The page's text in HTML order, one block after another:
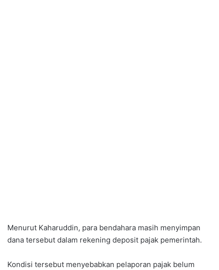
Menurut Kaharuddin, para bendahara masih menyimpan
dana tersebut dalam rekening deposit pajak pemerintah.
Kondisi tersebut menyebabkan pelaporan pajak belum